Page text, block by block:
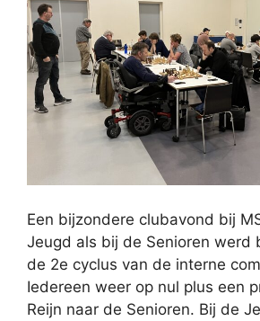
Een bijzondere clubavond bij
Jeugd als bij de Senioren werd
de 2e cyclus van de interne
Iedereen weer op nul plus een
Reijn naar de Senioren. Bij de